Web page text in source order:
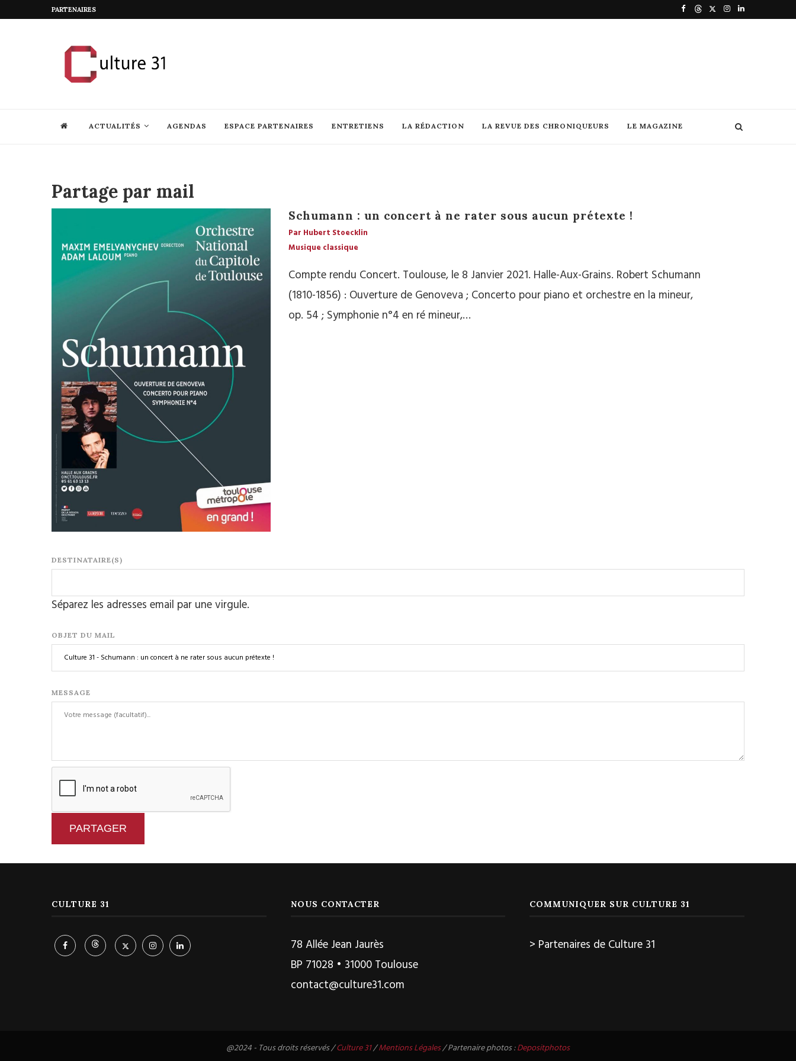
PARTENAIRES
ACTUALITÉS AGENDAS ESPACE PARTENAIRES ENTRETIENS LA RÉDACTION LA REVUE DES CHRONIQUEURS LE MAGAZINE
Partage par mail
Schumann : un concert à ne rater sous aucun prétexte !
Par Hubert Stoecklin
Musique classique
Compte rendu Concert. Toulouse, le 8 Janvier 2021. Halle-Aux-Grains. Robert Schumann
(1810-1856) : Ouverture de Genoveva ; Concerto pour piano et orchestre en la mineur,
op. 54 ; Symphonie n°4 en ré mineur,…
DESTINATAIRE(S)
Séparez les adresses email par une virgule.
OBJET DU MAIL
MESSAGE
PARTAGER
CULTURE 31 NOUS CONTACTER
78 Allée Jean Jaurès
BP 71028 • 31000 Toulouse
contact@culture31.com
COMMUNIQUER SUR CULTURE 31
> Partenaires de Culture 31
@2024 - Tous droits réservés /Culture 31/Mentions Légales/ Partenaire photos :Depositphotos